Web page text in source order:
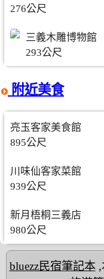
276公尺
三義木雕博物館
293公尺
附近美食
亮玉客家美食館
895公尺
川味仙客家菜館
939公尺
新月梧桐三義店
980公尺
bluezz民宿筆記本,